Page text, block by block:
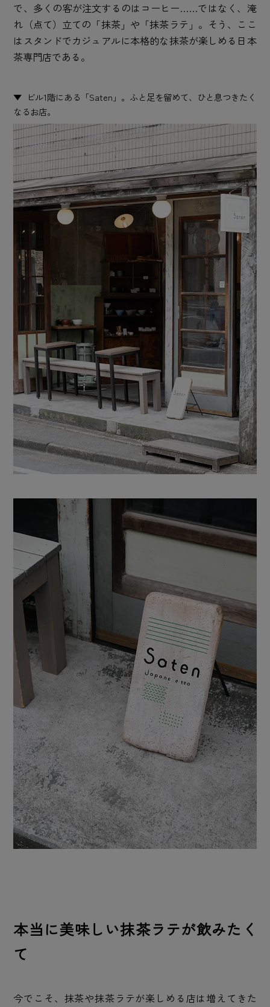
で、多くの客が注文するのはコーヒー……ではなく、淹
れ（点て）立ての「抹茶」や「抹茶ラテ」。そう、ここ
はスタンドでカジュアルに本格的な抹茶が楽しめる日本
茶専門店である。
ビル1階にある「Saten」。ふと足を留めて、ひと息つきたく
なるお店。
本当に美味しい抹茶ラテが飲みたく
て
今でこそ、抹茶や抹茶ラテが楽しめる店は増えてきた